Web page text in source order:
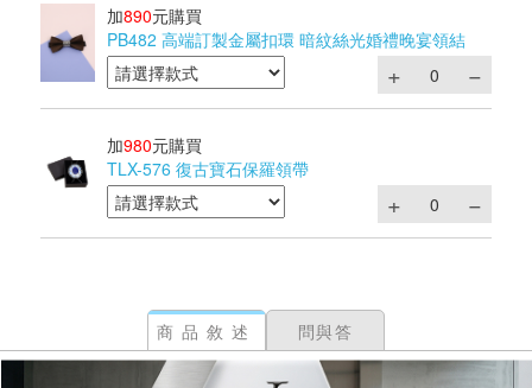
加890元購買
PB482 高端訂製金屬扣環 暗紋絲光婚禮晚宴領結
加980元購買
TLX-576 復古寶石保羅領帶
商品敘述 問與答